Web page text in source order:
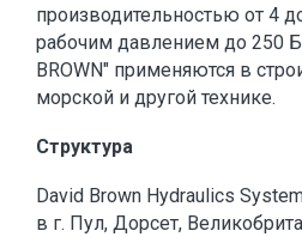
производительностью от 4
рабочим давлением до 250
BROWN" применяются в
морской и другой технике.
Структура
David Brown Hydraulics
в г. Пул, Дорсет,